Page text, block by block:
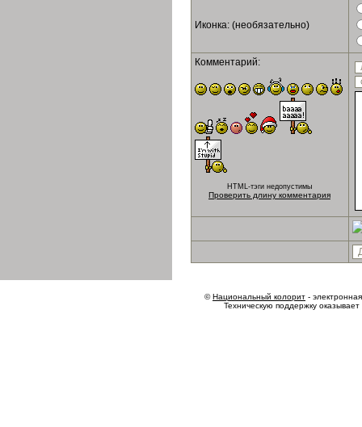
Иконка: (необязательно)
Комментарий:
HTML-тэги недопустимы
Проверить длину комментария
©Национальный колорит -
Техническую поддержку